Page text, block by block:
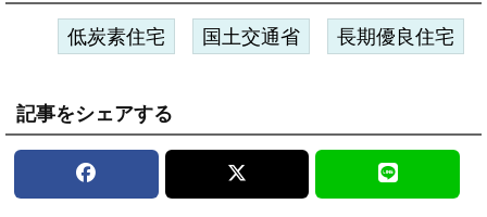
低炭素住宅 国土交通省 長期優良住宅
記事をシェアする